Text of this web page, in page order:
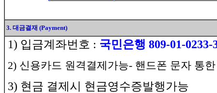
3. 대금결재 (Payment)
1) 입금계좌번호 : 국민은행 809-01-
2) 신용카드 원격결제가능- 핸드폰 문자 통
3) 현금 결제시 현금영수증발행가능